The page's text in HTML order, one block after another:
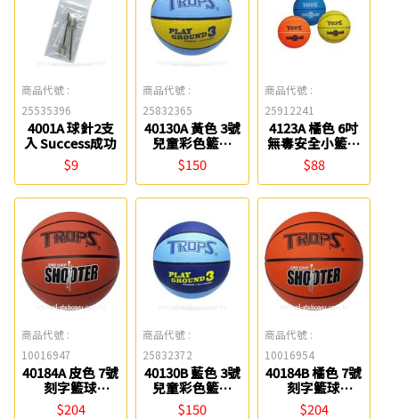
商品代號 :
25535396
4001A 球針2支
入 Success成功
$9
商品代號 :
25832365
40130A 黃色 3號
兒童彩色籃球
TROPS 特波士
$150
商品代號 :
25912241
4123A 橘色 6吋
無毒安全小籃球
TROPS 特波士
$88
商品代號 :
10016947
40184A 皮色 7號
刻字籃球
TROPS 特波士
$204
商品代號 :
25832372
40130B 藍色 3號
兒童彩色籃球
TROPS 特波士
$150
商品代號 :
10016954
40184B 橘色 7號
刻字籃球
TROPS 特波士
$204